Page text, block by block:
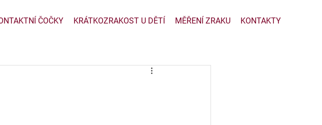
ČOČKY KRÁTKOZRAKOST U DĚTÍ MĚŘENÍ ZRAKU KONTAKTY